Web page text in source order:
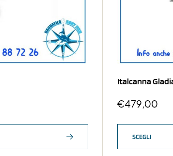
Italcanna
€479,00
SCEGLI